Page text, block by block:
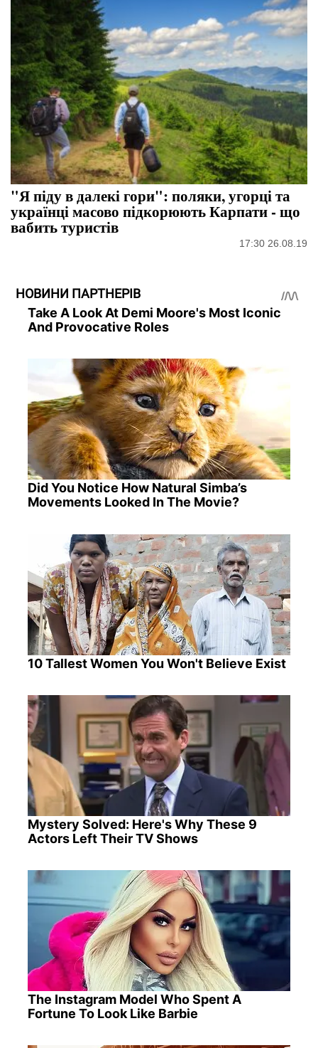
"Я піду в далекі гори": поляки, угорці та
українці масово підкорюють Карпати - що
вабить туристів
17:30 26.08.19
НОВИНИ ПАРТНЕРІВ
Take A Look At Demi Moore's Most Iconic
And Provocative Roles
Did You Notice How Natural Simba’s
Movements Looked In The Movie?
10 Tallest Women You Won't Believe Exist
Mystery Solved: Here's Why These 9
Actors Left Their TV Shows
The Instagram Model Who Spent A
Fortune To Look Like Barbie